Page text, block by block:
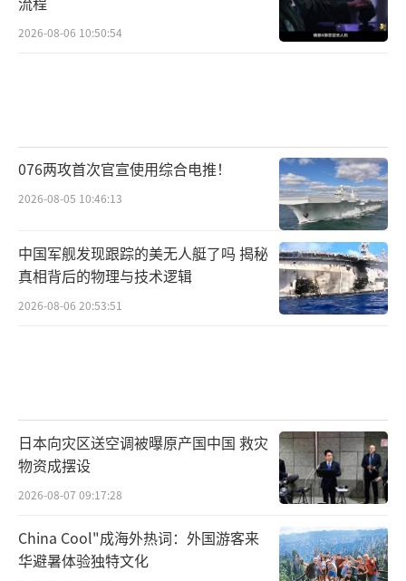
2026-08-06 10:50:54
076两攻首次官宣使用综合电推！
2026-08-05 10:46:13
中国军舰发现跟踪的美无人艇了吗 揭秘
真相背后的物理与技术逻辑
2026-08-06 20:53:51
日本向灾区送空调被曝原产国中国 救灾
物资成摆设
2026-08-07 09:17:28
China Cool"成海外热词：外国游客来
华避暑体验独特文化